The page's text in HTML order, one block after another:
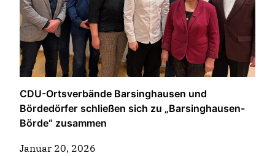
CDU-Ortsverbände Barsinghausen und
Bördedörfer schließen sich zu „Barsinghausen-
Börde“ zusammen
Januar 20, 2026